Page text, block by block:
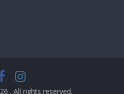
. All rights reserved.